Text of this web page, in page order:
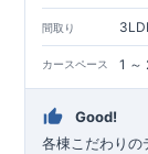
場合は、現地確
致します。
間取り
カースペース 1 ～
Good!
各棟こだわりの